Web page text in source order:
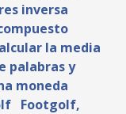
inversa
la media
palabras y
moneda
Footgolf,